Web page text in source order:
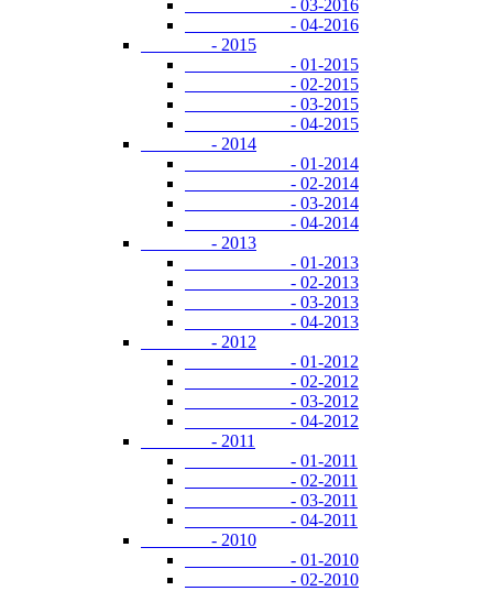
- 03-2016
- 04-2016
- 2015
- 01-2015
- 02-2015
- 03-2015
- 04-2015
- 2014
- 01-2014
- 02-2014
- 03-2014
- 04-2014
- 2013
- 01-2013
- 02-2013
- 03-2013
- 04-2013
- 2012
- 01-2012
- 02-2012
- 03-2012
- 04-2012
- 2011
- 01-2011
- 02-2011
- 03-2011
- 04-2011
- 2010
- 01-2010
- 02-2010